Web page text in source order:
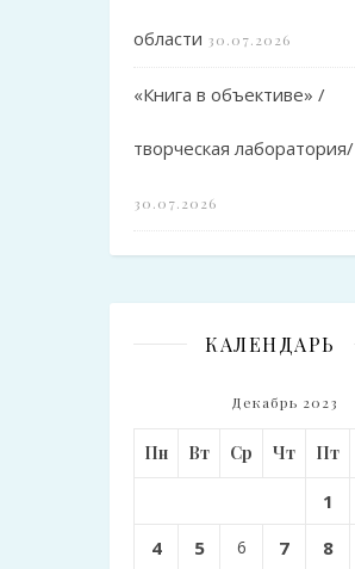
области 30.07.2026
«Книга в объективе» /
творческая лаборатория/
30.07.2026
КАЛЕНДАРЬ
Декабрь 2023
Пн Вт Ср Чт Пт
1
4 5 6 7 8